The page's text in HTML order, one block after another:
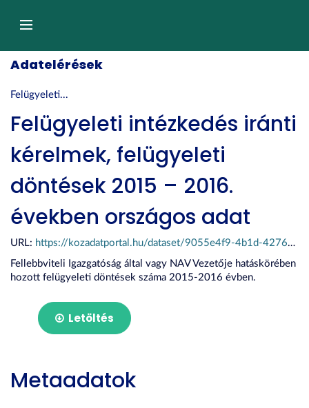
átugrásaNavigáció
Adatelérések
Felügyeleti...
Letöltés
Felügyeleti intézkedés iránti
kérelmek, felügyeleti
döntések 2015 – 2016.
években országos adat
URL: https://kozadatportal.hu/dataset/9055e4f9-4b1d-4276-b519-0cc9987559bd/resource/ba851746-2591-42e4-af3e-9991743d7c47/download/hat_6_2016.xlsx
Fellebbviteli Igazgatóság által vagy NAV Vezetője hatáskörében
hozott felügyeleti döntések száma 2015-2016 évben.
Metaadatok